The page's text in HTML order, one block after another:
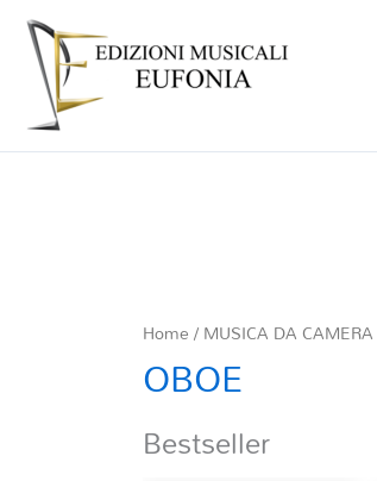
Home/MUSICA DA CAMERA
OBOE
Bestseller